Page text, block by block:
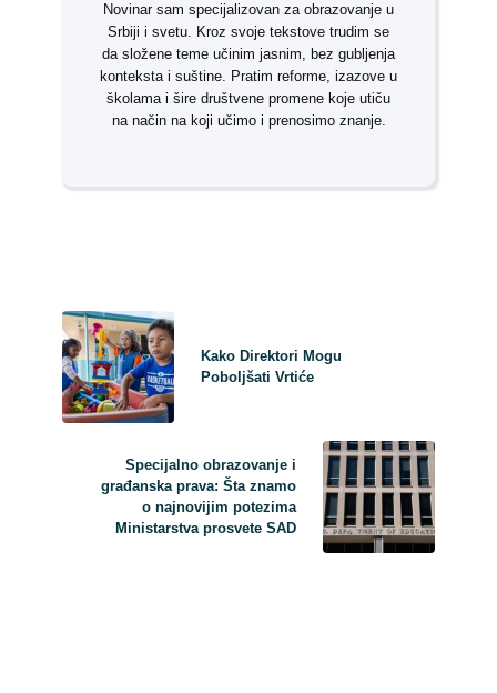
Novinar sam specijalizovan za obrazovanje u
Srbiji i svetu. Kroz svoje tekstove trudim se
da složene teme učinim jasnim, bez gubljenja
konteksta i suštine. Pratim reforme, izazove u
školama i šire društvene promene koje utiču
na način na koji učimo i prenosimo znanje.
Kako Direktori Mogu
Poboljšati Vrtiće
Specijalno obrazovanje i
građanska prava: Šta znamo
o najnovijim potezima
Ministarstva prosvete SAD